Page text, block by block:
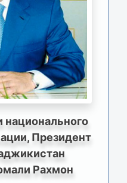
национального
Президент
Рахмон